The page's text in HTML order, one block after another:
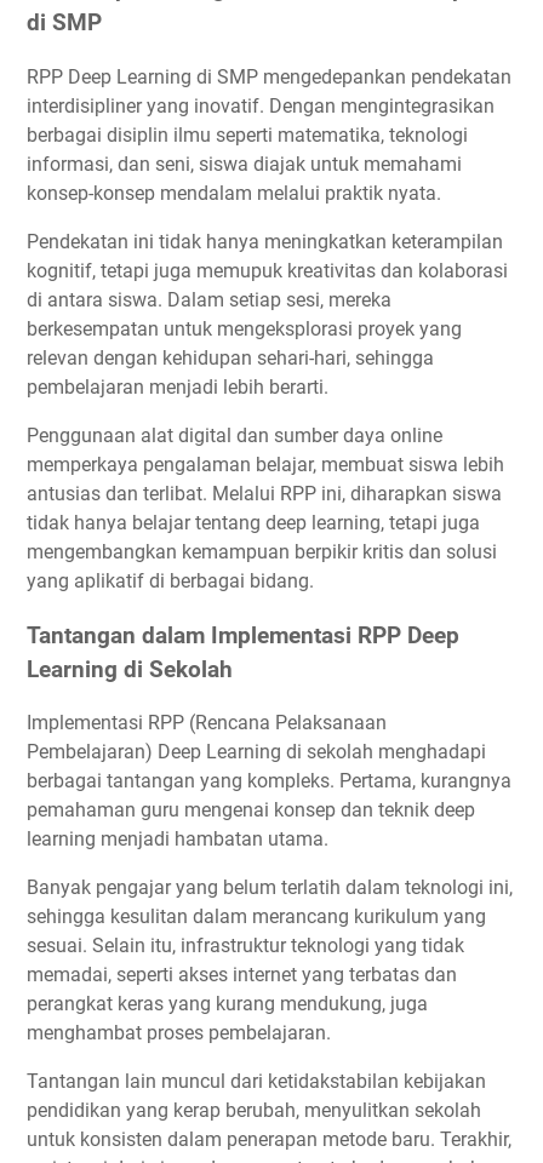
di SMP
RPP Deep Learning di SMP mengedepankan pendekatan
interdisipliner yang inovatif. Dengan mengintegrasikan
berbagai disiplin ilmu seperti matematika, teknologi
informasi, dan seni, siswa diajak untuk memahami
konsep-konsep mendalam melalui praktik nyata.
Pendekatan ini tidak hanya meningkatkan keterampilan
kognitif, tetapi juga memupuk kreativitas dan kolaborasi
di antara siswa. Dalam setiap sesi, mereka
berkesempatan untuk mengeksplorasi proyek yang
relevan dengan kehidupan sehari-hari, sehingga
pembelajaran menjadi lebih berarti.
Penggunaan alat digital dan sumber daya online
memperkaya pengalaman belajar, membuat siswa lebih
antusias dan terlibat. Melalui RPP ini, diharapkan siswa
tidak hanya belajar tentang deep learning, tetapi juga
mengembangkan kemampuan berpikir kritis dan solusi
yang aplikatif di berbagai bidang.
Tantangan dalam Implementasi RPP Deep
Learning di Sekolah
Implementasi RPP (Rencana Pelaksanaan
Pembelajaran) Deep Learning di sekolah menghadapi
berbagai tantangan yang kompleks. Pertama, kurangnya
pemahaman guru mengenai konsep dan teknik deep
learning menjadi hambatan utama.
Banyak pengajar yang belum terlatih dalam teknologi ini,
sehingga kesulitan dalam merancang kurikulum yang
sesuai. Selain itu, infrastruktur teknologi yang tidak
memadai, seperti akses internet yang terbatas dan
perangkat keras yang kurang mendukung, juga
menghambat proses pembelajaran.
Tantangan lain muncul dari ketidakstabilan kebijakan
pendidikan yang kerap berubah, menyulitkan sekolah
untuk konsisten dalam penerapan metode baru. Terakhir,